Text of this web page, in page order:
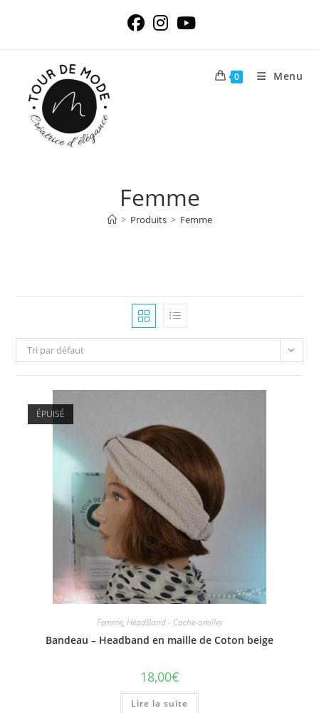
0 Menu
Femme
> Produits > Femme
Tri par défaut
ÉPUISÉ
Femme, HeadBand - Cache-oreilles
Bandeau – Headband en maille de Coton beige
18,00€
Lire la suite